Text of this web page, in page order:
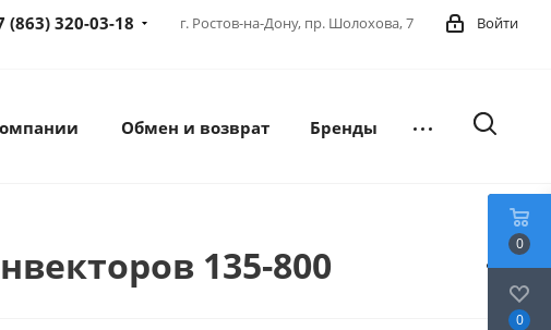
Войти
г. Ростов-на-Дону, пр. Шолохова, 7
(863) 320-03-18
Обмен и возврат Бренды
135-800 0
0